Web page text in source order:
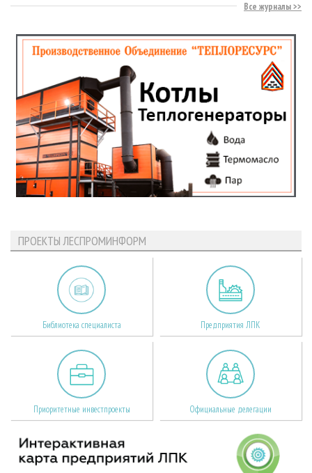
Все журналы
ПРОЕКТЫ ЛЕСПРОМИНФОРМ
Библиотека специалиста Предприятия ЛПК
Приоритетные инвестпроекты Официальные делегации